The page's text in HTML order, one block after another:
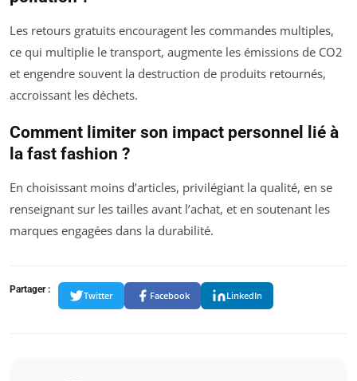
Les retours gratuits encouragent les commandes multiples,
ce qui multiplie le transport, augmente les émissions de CO2
et engendre souvent la destruction de produits retournés,
accroissant les déchets.
Comment limiter son impact personnel lié à
la fast fashion ?
En choisissant moins d’articles, privilégiant la qualité, en se
renseignant sur les tailles avant l’achat, et en soutenant les
marques engagées dans la durabilité.
Partager :
Twitter Facebook LinkedIn